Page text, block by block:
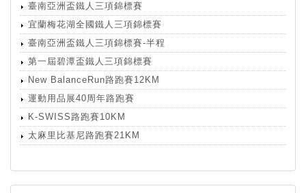
臺南亞洲盃鐵人三項錦標賽
宜蘭梅花湖全國鐵人三項錦標賽
臺南亞洲盃鐵人三項錦標賽-半程
第一屆碧潭盃鐵人三項錦標賽
New BalanceRun路跑賽12KM
運動用品展40周年路跑賽
K-SWISS路跑賽10KM
太麻里比基尼路跑賽21KM